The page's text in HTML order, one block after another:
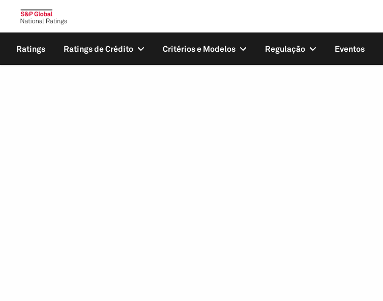
Ratings Ratings de Crédito Critérios e Modelos Regulação Eventos